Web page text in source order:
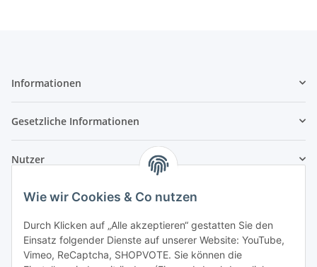
Wie wir Cookies & Co nutzen
Durch Klicken auf „Alle akzeptieren“ gestatten Sie den
Einsatz folgender Dienste auf unserer Website: YouTube,
Vimeo, ReCaptcha, SHOPVOTE. Sie können die
Informationen
Gesetzliche Informationen
Nutzer